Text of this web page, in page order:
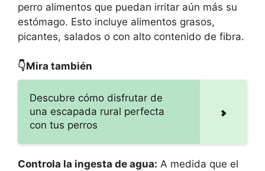
perro alimentos que puedan irritar aún más su
estómago. Esto incluye alimentos grasos,
picantes, salados o con alto contenido de fibra.
👇Mira también
Descubre cómo disfrutar de
una escapada rural perfecta
con tus perros
Controla la ingesta de agua: A medida que el